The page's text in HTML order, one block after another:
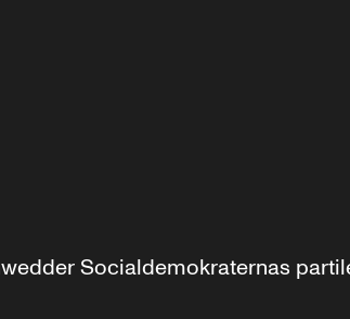
Socialdemokraternas